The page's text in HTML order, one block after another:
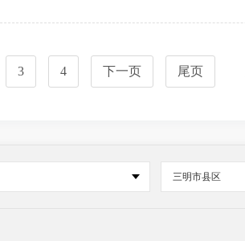
3 4 下一页 尾页
三明市县区